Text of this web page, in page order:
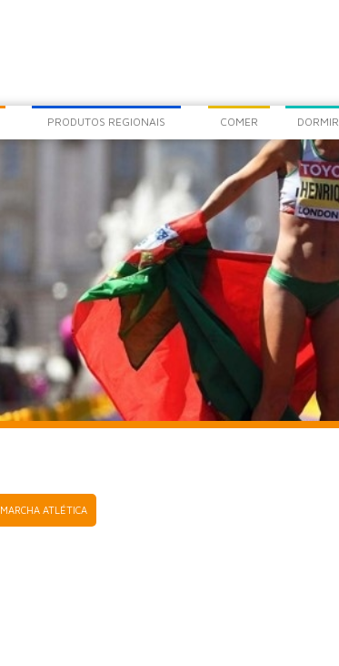
PRODUTOS REGIONAIS COMER DORMIR
ATLÉTICA